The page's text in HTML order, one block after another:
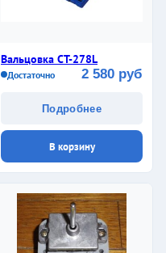
Вальцовка СT-278L
Достаточно 2 580 руб
Подробнее
В корзину